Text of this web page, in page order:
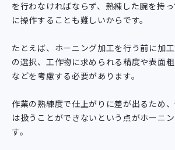
を行わなければならず、熟練した腕を持
に操作することも難しいからです。
たとえば、ホーニング加工を行う前に加
の選択、工作物に求められる精度や表面
などを考慮する必要があります。
作業の熟練度で仕上がりに差が出るため
は扱うことができないという点がホーニ
す。